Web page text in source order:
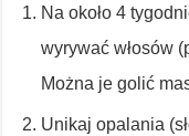
Na około 4
wyrywać włosów
Można je golić
Unikaj opalania